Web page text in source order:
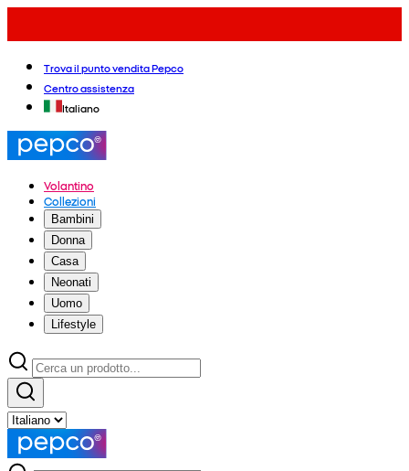
Trova il punto vendita Pepco
Centro assistenza
Italiano
Volantino
Collezioni
Bambini
Donna
Casa
Neonati
Uomo
Lifestyle